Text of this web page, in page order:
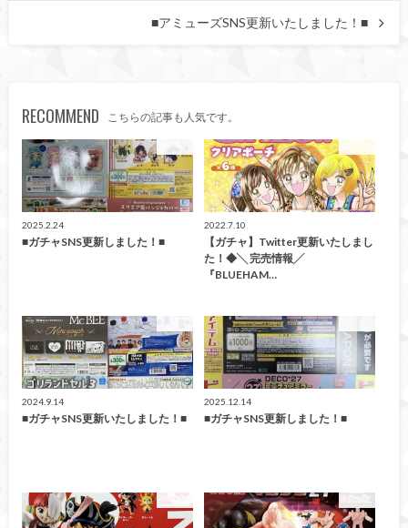
■アミューズSNS更新いたしました！■
RECOMMEND こちらの記事も人気です。
2025.2.24
■ガチャSNS更新しました！■
2022.7.10
【ガチャ】Twitter更新いたしまし
た！◆╲ 完売情報╱
『BLUEHAM…
2024.9.14
■ガチャSNS更新いたしました！■
2025.12.14
■ガチャSNS更新しました！■
ガチャ